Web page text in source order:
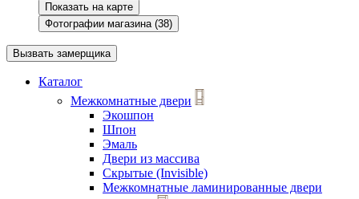
Показать на карте
Фотографии магазина (38)
Вызвать замерщика
Каталог
Межкомнатные двери
Экошпон
Шпон
Эмаль
Двери из массива
Скрытые (Invisible)
Межкомнатные ламинированные двери